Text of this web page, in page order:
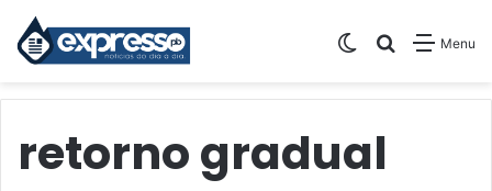
Menu
Pesquisar
Switch skin
retorno gradual